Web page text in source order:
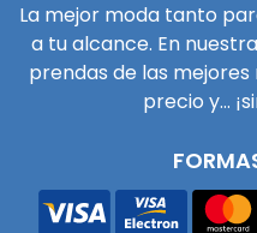
La mejor moda tanto
a tu alcance. En
prendas de las
precio y...